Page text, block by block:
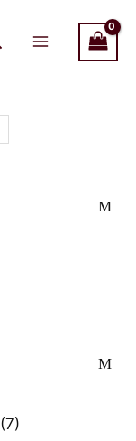
Main
Menu
(7)